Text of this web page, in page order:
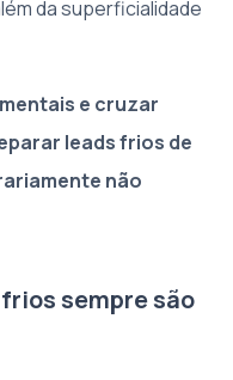
da superficialidade
e cruzar
leads frios de
não
sempre são